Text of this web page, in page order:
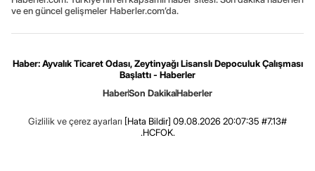
ve en güncel gelişmeler Haberler.com’da.
Haber: Ayvalık Ticaret Odası, Zeytinyağı Lisanslı Depoculuk Çalışması
Başlattı - Haberler
HaberSon DakikaHaberler
Gizlilik ve çerez ayarları [Hata Bildir] 09.08.2026 20:07:35 #7.13#
.HCFOK.